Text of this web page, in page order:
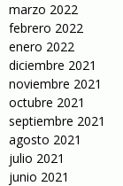
marzo 2022
febrero 2022
enero 2022
diciembre 2021
noviembre 2021
octubre 2021
septiembre 2021
agosto 2021
julio 2021
junio 2021